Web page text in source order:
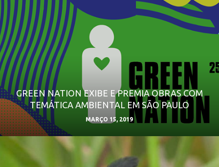
GREEN NATION EXIBE E PREMIA OBRAS COM
TEMÁTICA AMBIENTAL EM SÃO PAULO
MARÇO 15, 2019